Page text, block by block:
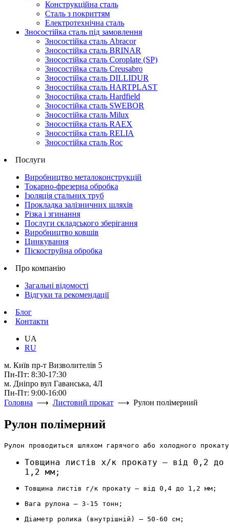
Конструкційна сталь
Сталь з покриттям
Електротехнічна сталь
Зносостійка сталь під замовлення
Зносостійка сталь Abracor
Зносостійка сталь BRINAR
Зносостійка сталь Coroplate (SP)
Зносостійка сталь Creusabro
Зносостійка сталь DILLIDUR
Зносостійка сталь HARTPLAST
Зносостійка сталь Hardfield
Зносостійка сталь SWEBOR
Зносостійка сталь Milux
Зносостійка сталь RAEX
Зносостійка сталь RELIA
Зносостійка сталь Roc
Послуги
Виробництво металоконструкцій
Токарно-фрезерна обробка
Ізоляція стальних труб
Прокладка залізничних шляхів
Різка і згинання
Послуги складського зберігання
Виробництво ковшів
Цинкування
Піскоструйна обробка
Про компанію
Загальні відомості
Відгуки та рекомендації
Блог
Контакти
UA
RU
м. Київ пр-т Визволителів 5
Пн-Пт: 8:30-17:30
м. Дніпро вул Гаванська, 4Л
Пн-Пт: 9:00-16:00
Головна ⟶ Листовий прокат ⟶ Рулон полімерний
Рулон полімерний
Рулон проводиться шляхом гарячого або холодного
Товщина листів х/к прокату – від 0,2 до
1,2 мм;
Товщина листів г/к прокату – від 0,4 до 1,2 мм;
Вага рулона – 3-15 тонн;
Діаметр ролика (внутрішній) – 50-60 см;